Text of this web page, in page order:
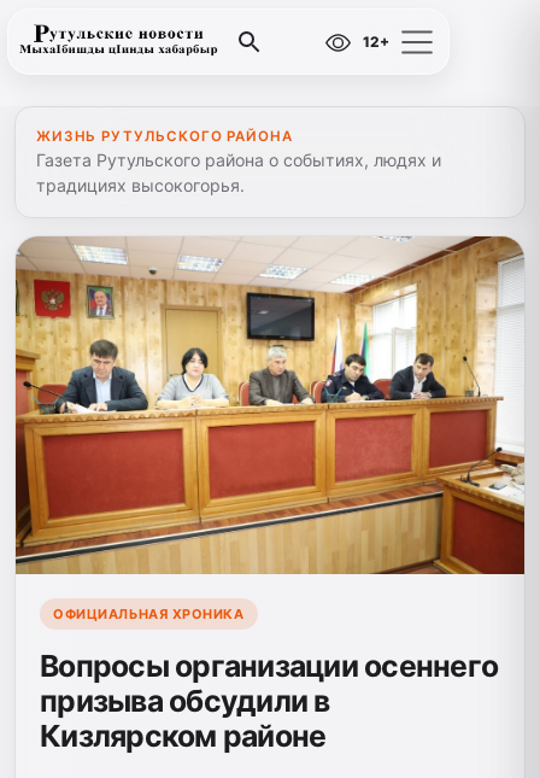
12+
ЖИЗНЬ РУТУЛЬСКОГО РАЙОНА
Газета Рутульского района о событиях, людях и
традициях высокогорья.
ОФИЦИАЛЬНАЯ ХРОНИКА
Вопросы организации осеннего
призыва обсудили в
Кизлярском районе